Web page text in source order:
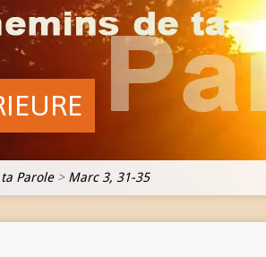
Parole> Marc 3, 31-35